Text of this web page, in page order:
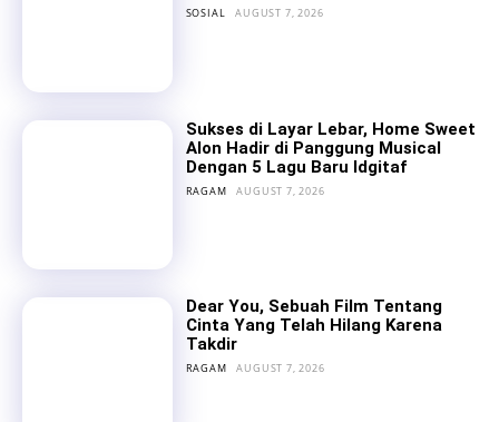
SOSIAL AUGUST 7, 2026
Sukses di Layar Lebar, Home Sweet
Alon Hadir di Panggung Musical
Dengan 5 Lagu Baru Idgitaf
RAGAM AUGUST 7, 2026
Dear You, Sebuah Film Tentang
Cinta Yang Telah Hilang Karena
Takdir
RAGAM AUGUST 7, 2026